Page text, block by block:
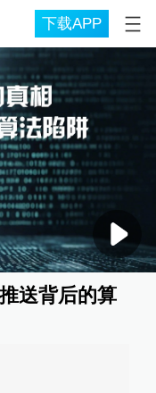
下载APP
送背后的算